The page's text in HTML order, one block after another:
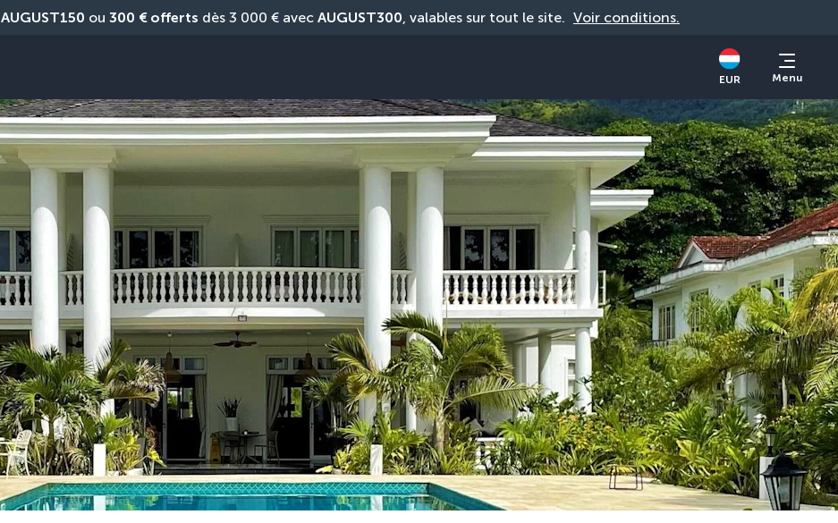
AUGUST150 ou 300 € offerts dès 3 000 € avec AUGUST300, valables sur tout le site. Voir conditions.
EUR Menu